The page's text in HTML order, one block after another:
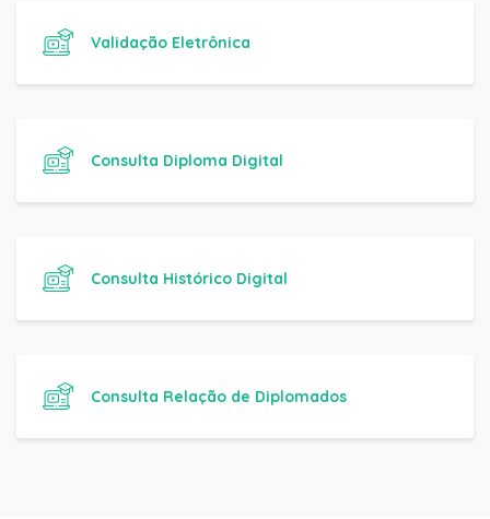
Validação Eletrônica
Consulta Diploma Digital
Consulta Histórico Digital
Consulta Relação de Diplomados